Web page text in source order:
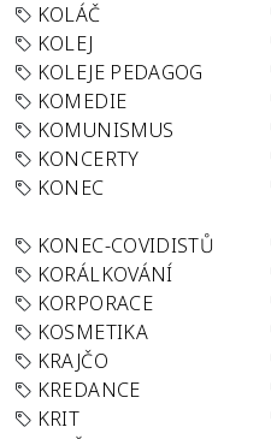
KOLÁČ
KOLEJ
KOLEJE PEDAGOG
KOMEDIE
KOMUNISMUS
KONCERTY
KONEC
KONEC-COVIDISTŮ
KORÁLKOVÁNÍ
KORPORACE
KOSMETIKA
KRAJČO
KREDANCE
KRIT